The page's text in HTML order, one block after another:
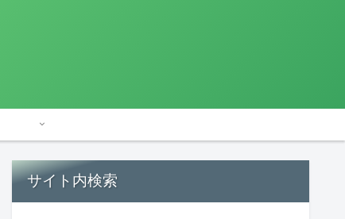
サイト内検索